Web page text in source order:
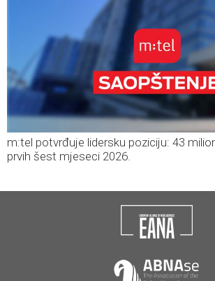
m:tel potvrđuje lidersku poziciju: 43
prvih šest mjeseci 2026.